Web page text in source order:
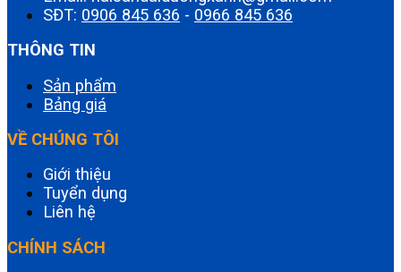
SĐT: 0906 845 636 - 0966 845 636
THÔNG TIN
Sản phẩm
Bảng giá
VỀ CHÚNG TÔI
Giới thiệu
Tuyển dụng
Liên hệ
CHÍNH SÁCH